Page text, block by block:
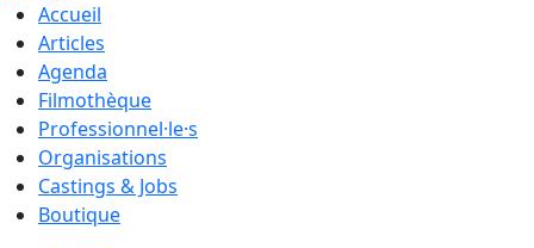
Accueil
Articles
Agenda
Filmothèque
Professionnel·le·s
Organisations
Castings & Jobs
Boutique